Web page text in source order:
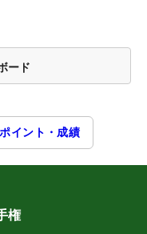
ード
ポイント・成績
権